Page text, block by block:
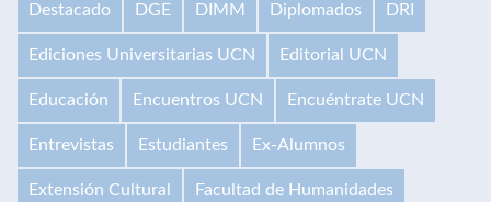
Destacado DGE DIMM Diplomados DRI
Ediciones Universitarias UCN Editorial UCN
Educación Encuentros UCN Encuéntrate UCN
Entrevistas Estudiantes Ex-Alumnos
Extensión Cultural Facultad de Humanidades